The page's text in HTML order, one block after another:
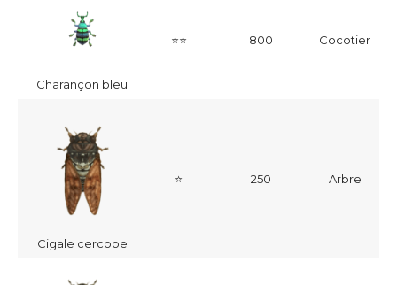
Charançon bleu
⭐⭐ 800 Cocotier
Cigale cercope
⭐ 250 Arbre